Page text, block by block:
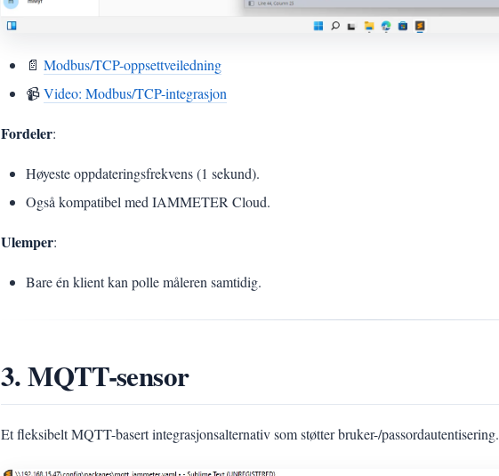
📄 Modbus/TCP-oppsettveiledning
📹Video: Modbus/TCP-integrasjon
Fordeler:
Høyeste oppdateringsfrekvens (1 sekund).
Også kompatibel med IAMMETER Cloud.
Ulemper:
Bare én klient kan polle måleren samtidig.
3. MQTT-sensor
Et fleksibelt MQTT-basert integrasjonsalternativ som støtter bruker-/passordautentisering.